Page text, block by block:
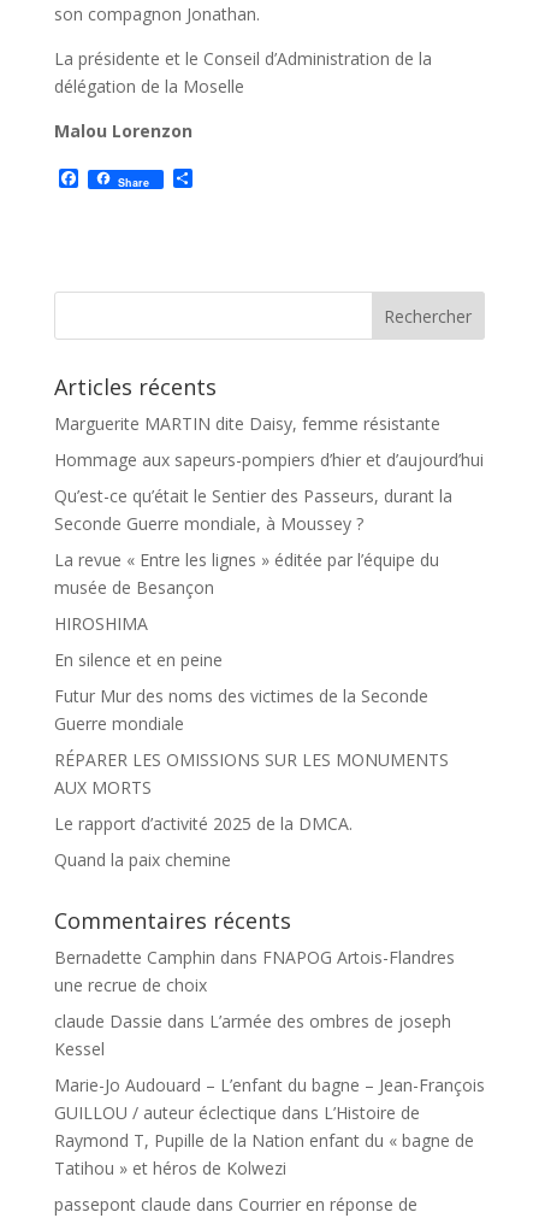
son compagnon Jonathan.
La présidente et le Conseil d’Administration de la
délégation de la Moselle
Malou Lorenzon
F
a
o
Share P
e
Articles récents
Marguerite MARTIN dite Daisy, femme résistante
Hommage aux sapeurs-pompiers d’hier et d’aujourd’hui
Qu’est-ce qu’était le Sentier des Passeurs, durant la
Seconde Guerre mondiale, à Moussey ?
La revue « Entre les lignes » éditée par l’équipe du
musée de Besançon
HIROSHIMA
En silence et en peine
Futur Mur des noms des victimes de la Seconde
Guerre mondiale
RÉPARER LES OMISSIONS SUR LES MONUMENTS
AUX MORTS
Le rapport d’activité 2025 de la DMCA.
Quand la paix chemine
Commentaires récents
Bernadette Camphin dans FNAPOG Artois-Flandres
une recrue de choix
claude Dassie dans L’armée des ombres de joseph
Kessel
Marie-Jo Audouard – L’enfant du bagne – Jean-François
GUILLOU / auteur éclectique dans L’Histoire de
Raymond T, Pupille de la Nation enfant du « bagne de
Tatihou » et héros de Kolwezi
passepont claude dans Courrier en réponse de